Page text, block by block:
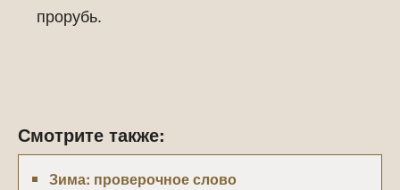
прорубь.
Смотрите также:
Зима: проверочное слово